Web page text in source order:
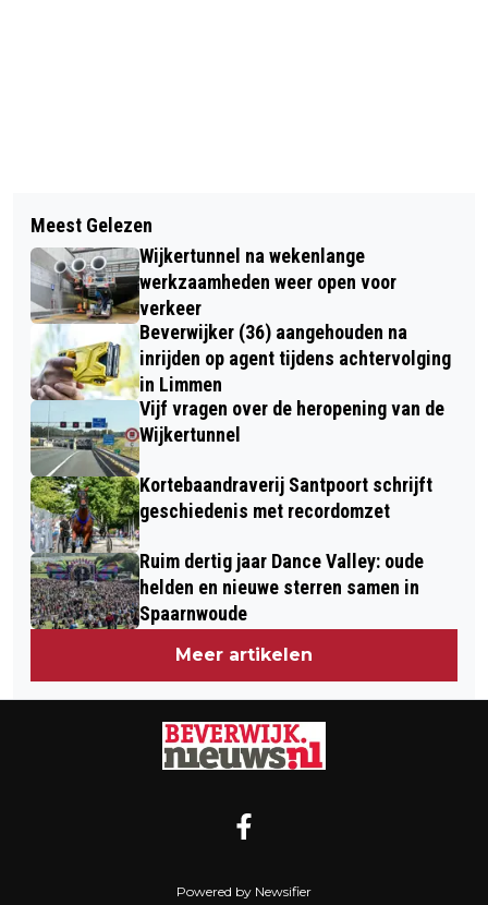
SFEERVOLLE OPEN DAG TELSTAR ZET
TOON VOOR NIEUWE SEIZOEN
GROTE BRAND IN HEEMSKERKS
NATUURGEBIED, HULPDIENSTEN
MASSAAL UITGERUKT
Meest Gelezen
Wijkertunnel na wekenlange
werkzaamheden weer open voor
verkeer
Beverwijker (36) aangehouden na
inrijden op agent tijdens achtervolging
in Limmen
Vijf vragen over de heropening van de
Wijkertunnel
Kortebaandraverij Santpoort schrijft
geschiedenis met recordomzet
Ruim dertig jaar Dance Valley: oude
helden en nieuwe sterren samen in
Spaarnwoude
Meer artikelen
Powered by Newsifier